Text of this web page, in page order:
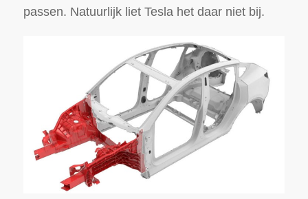
passen. Natuurlijk liet Tesla het daar niet bij.